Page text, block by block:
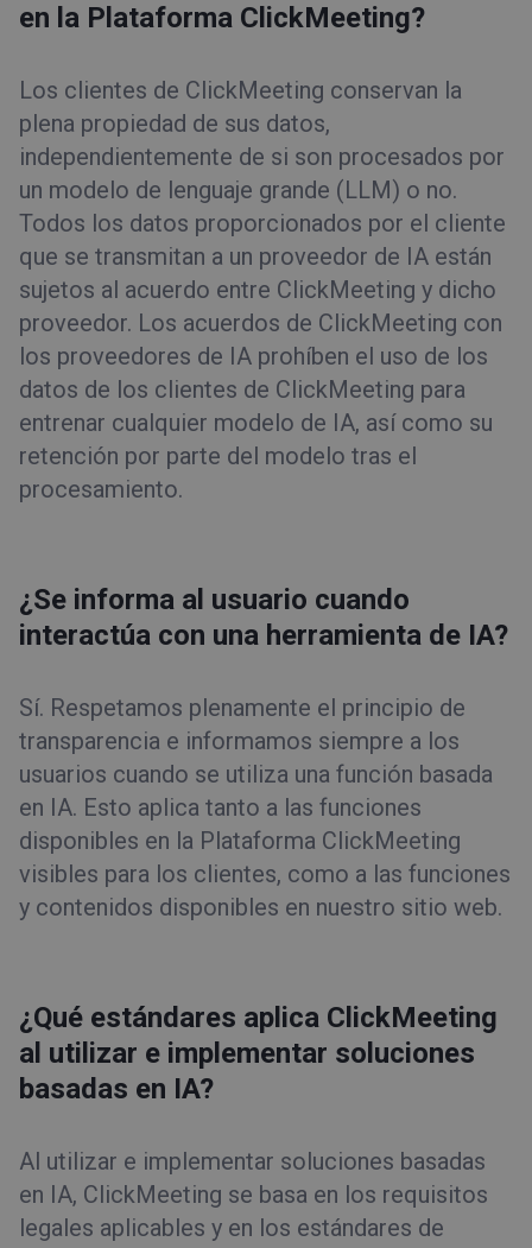
en la Plataforma ClickMeeting?
Los clientes de ClickMeeting conservan la
plena propiedad de sus datos,
independientemente de si son procesados por
un modelo de lenguaje grande (LLM) o no.
Todos los datos proporcionados por el cliente
que se transmitan a un proveedor de IA están
sujetos al acuerdo entre ClickMeeting y dicho
proveedor. Los acuerdos de ClickMeeting con
los proveedores de IA prohíben el uso de los
datos de los clientes de ClickMeeting para
entrenar cualquier modelo de IA, así como su
retención por parte del modelo tras el
procesamiento.
¿Se informa al usuario cuando
interactúa con una herramienta de IA?
Sí. Respetamos plenamente el principio de
transparencia e informamos siempre a los
usuarios cuando se utiliza una función basada
en IA. Esto aplica tanto a las funciones
disponibles en la Plataforma ClickMeeting
visibles para los clientes, como a las funciones
y contenidos disponibles en nuestro sitio web.
¿Qué estándares aplica ClickMeeting
al utilizar e implementar soluciones
basadas en IA?
Al utilizar e implementar soluciones basadas
en IA, ClickMeeting se basa en los requisitos
legales aplicables y en los estándares de